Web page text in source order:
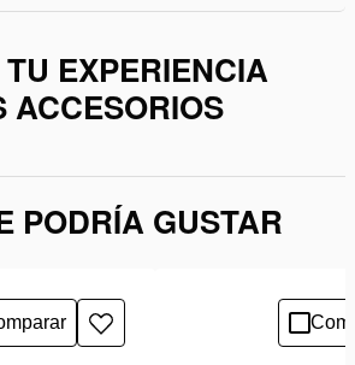
EXPERIENCIA
ACCESORIOS
PODRÍA GUSTAR
Añadir
a